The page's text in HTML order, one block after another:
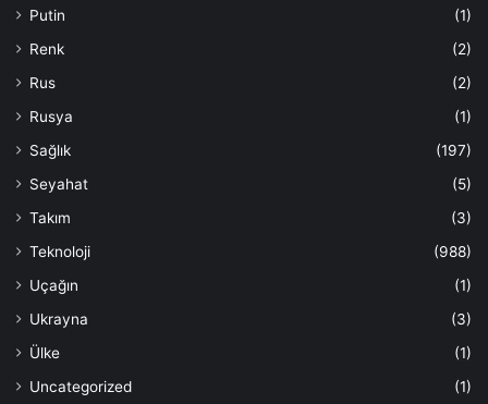
Putin
(1)
Renk
(2)
Rus
(2)
Rusya
(1)
Sağlık
(197)
Seyahat
(5)
Takım
(3)
Teknoloji
(988)
Uçağın
(1)
Ukrayna
(3)
Ülke
(1)
Uncategorized
(1)